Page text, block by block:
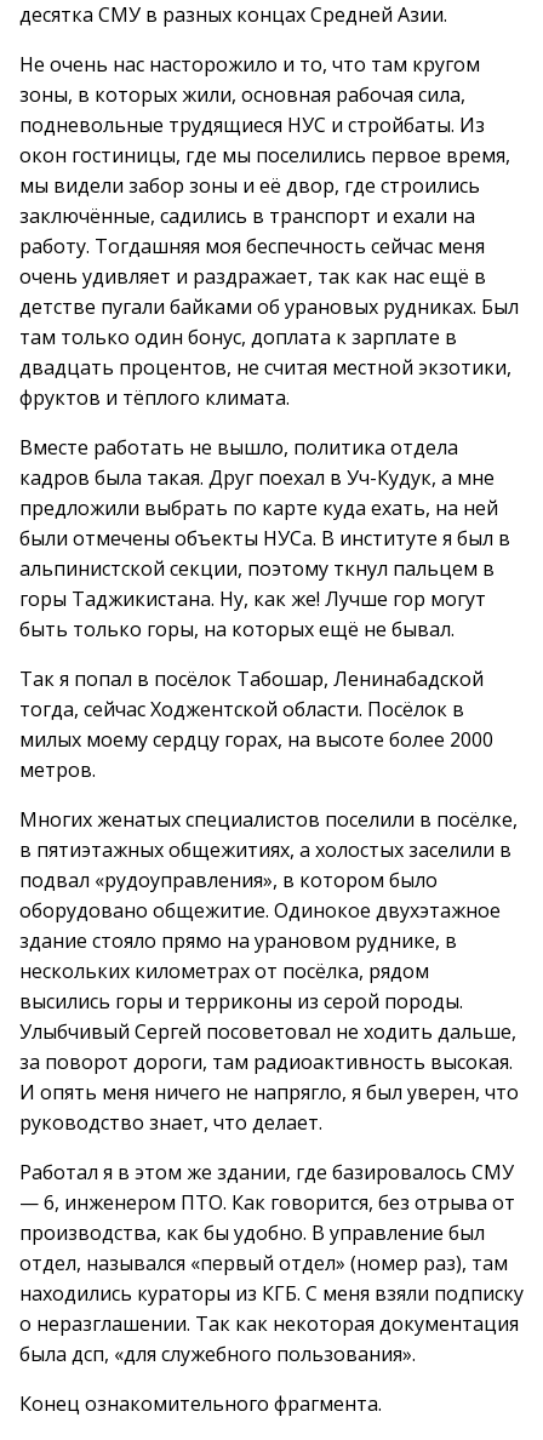
десятка СМУ в разных концах Средней Азии.
Не очень нас насторожило и то, что там кругом
зоны, в которых жили, основная рабочая сила,
подневольные трудящиеся НУС и стройбаты. Из
окон гостиницы, где мы поселились первое время,
мы видели забор зоны и её двор, где строились
заключённые, садились в транспорт и ехали на
работу. Тогдашняя моя беспечность сейчас меня
очень удивляет и раздражает, так как нас ещё в
детстве пугали байками об урановых рудниках. Был
там только один бонус, доплата к зарплате в
двадцать процентов, не считая местной экзотики,
фруктов и тёплого климата.
Вместе работать не вышло, политика отдела
кадров была такая. Друг поехал в Уч-Кудук, а мне
предложили выбрать по карте куда ехать, на ней
были отмечены объекты НУСа. В институте я был в
альпинистской секции, поэтому ткнул пальцем в
горы Таджикистана. Ну, как же! Лучше гор могут
быть только горы, на которых ещё не бывал.
Так я попал в посёлок Табошар, Ленинабадской
тогда, сейчас Ходжентской области. Посёлок в
милых моему сердцу горах, на высоте более 2000
метров.
Многих женатых специалистов поселили в посёлке,
в пятиэтажных общежитиях, а холостых заселили в
подвал «рудоуправления», в котором было
оборудовано общежитие. Одинокое двухэтажное
здание стояло прямо на урановом руднике, в
нескольких километрах от посёлка, рядом
высились горы и терриконы из серой породы.
Улыбчивый Сергей посоветовал не ходить дальше,
за поворот дороги, там радиоактивность высокая.
И опять меня ничего не напрягло, я был уверен, что
руководство знает, что делает.
Работал я в этом же здании, где базировалось СМУ
— 6, инженером ПТО. Как говорится, без отрыва от
производства, как бы удобно. В управление был
отдел, назывался «первый отдел» (номер раз), там
находились кураторы из КГБ. С меня взяли подписку
о неразглашении. Так как некоторая документация
была дсп, «для служебного пользования».
Конец ознакомительного фрагмента.